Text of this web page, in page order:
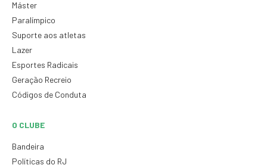
Máster
Paralímpico
Suporte aos atletas
Lazer
Esportes Radicais
Geração Recreio
Códigos de Conduta
O CLUBE
Bandeira
Políticas do RJ